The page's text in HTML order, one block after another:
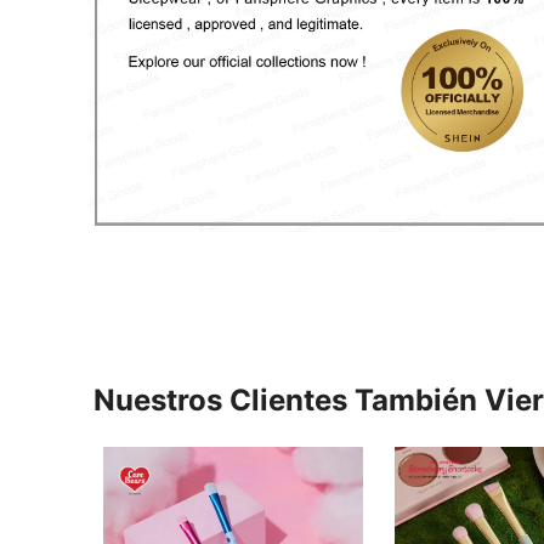
Nuestros Clientes También